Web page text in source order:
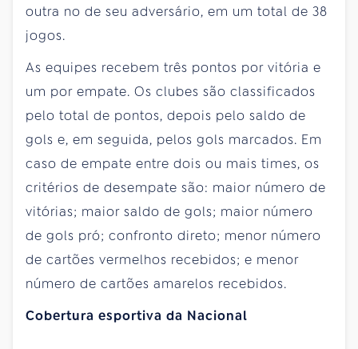
outra no de seu adversário, em um total de 38
jogos.
As equipes recebem três pontos por vitória e
um por empate. Os clubes são classificados
pelo total de pontos, depois pelo saldo de
gols e, em seguida, pelos gols marcados. Em
caso de empate entre dois ou mais times, os
critérios de desempate são: maior número de
vitórias; maior saldo de gols; maior número
de gols pró; confronto direto; menor número
de cartões vermelhos recebidos; e menor
número de cartões amarelos recebidos.
Cobertura esportiva da Nacional